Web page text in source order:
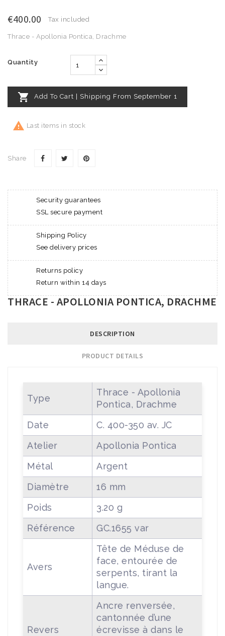
€400.00 Tax included
Thrace - Apollonia Pontica, Drachme
Quantity
 Add To Cart | Shipping From September 1
 Last items in stock
Share
Security guarantees
SSL secure payment
Shipping Policy
See delivery prices
Returns policy
Return within 14 days
THRACE - APOLLONIA PONTICA, DRACHME
DESCRIPTION
PRODUCT DETAILS
Type
Thrace - Apollonia
Pontica, Drachme
Date
C. 400-350 av. JC
Atelier
Apollonia Pontica
Métal
Argent
Diamètre
16 mm
Poids
3.20 g
Référence
GC.1655 var
Avers
Tête de Méduse de
face, entourée de
serpents, tirant la
langue.
Revers
Ancre renversée,
cantonnée d’une
écrevisse à dans le